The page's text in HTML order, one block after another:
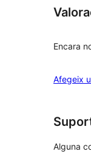
Encara
Afegeix
Alguna